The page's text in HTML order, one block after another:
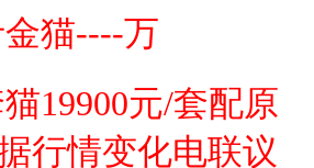
猫----万
19900元/套配原
据行情变化电联议